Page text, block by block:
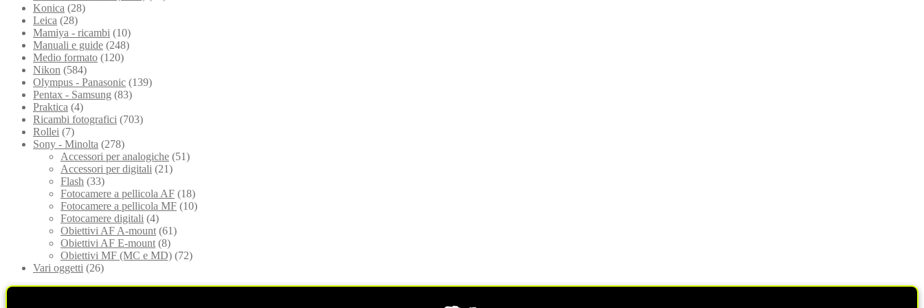
Konica (28)
Leica (28)
Mamiya - ricambi (10)
Manuali e guide (248)
Medio formato (120)
Nikon (584)
Olympus - Panasonic (139)
Pentax - Samsung (83)
Praktica (4)
Ricambi fotografici (703)
Rollei (7)
Sony - Minolta (278)
Accessori per analogiche (51)
Accessori per digitali (21)
Flash (33)
Fotocamere a pellicola AF (18)
Fotocamere a pellicola MF (10)
Fotocamere digitali (4)
Obiettivi AF A-mount (61)
Obiettivi AF E-mount (8)
Obiettivi MF (MC e MD) (72)
Vari oggetti (26)